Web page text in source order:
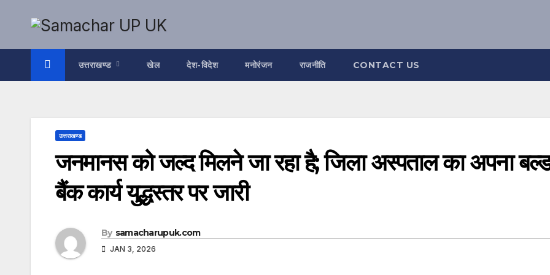
उत्तराखण्ड खेल देश-विदेश मनोरंजन राजनीति CONTACT US
उत्तराखण्ड
जनमानस को जल्द मिलने जा रहा है; जिला अस्पताल का अपना
बैंक कार्य युद्धस्तर पर जारी
By samacharupuk.com
JAN 3, 2026